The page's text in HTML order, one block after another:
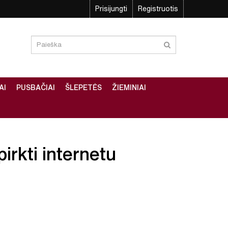
Prisijungti Registruotis
PUSBAČIAI ŠLEPETĖS ŽIEMINIAI
internetu